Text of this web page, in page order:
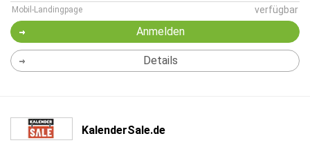
Mobil-Landingpage verfügbar
Anmelden
Details
KalenderSale.de